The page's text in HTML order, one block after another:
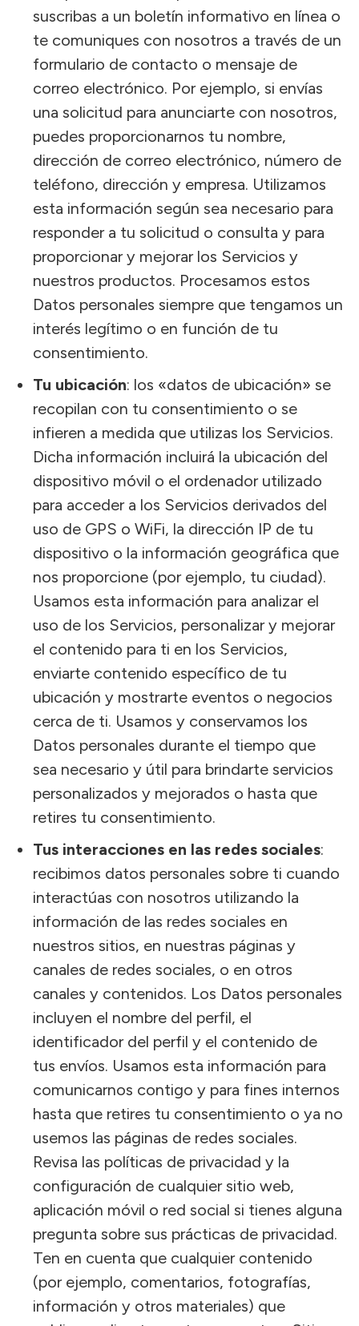
suscribas a un boletín informativo en línea o
te comuniques con nosotros a través de un
formulario de contacto o mensaje de
correo electrónico. Por ejemplo, si envías
una solicitud para anunciarte con nosotros,
puedes proporcionarnos tu nombre,
dirección de correo electrónico, número de
teléfono, dirección y empresa. Utilizamos
esta información según sea necesario para
responder a tu solicitud o consulta y para
proporcionar y mejorar los Servicios y
nuestros productos. Procesamos estos
Datos personales siempre que tengamos un
interés legítimo o en función de tu
consentimiento.
Tu ubicación: los «datos de ubicación» se
recopilan con tu consentimiento o se
infieren a medida que utilizas los Servicios.
Dicha información incluirá la ubicación del
dispositivo móvil o el ordenador utilizado
para acceder a los Servicios derivados del
uso de GPS o WiFi, la dirección IP de tu
dispositivo o la información geográfica que
nos proporcione (por ejemplo, tu ciudad).
Usamos esta información para analizar el
uso de los Servicios, personalizar y mejorar
el contenido para ti en los Servicios,
enviarte contenido específico de tu
ubicación y mostrarte eventos o negocios
cerca de ti. Usamos y conservamos los
Datos personales durante el tiempo que
sea necesario y útil para brindarte servicios
personalizados y mejorados o hasta que
retires tu consentimiento.
Tus interacciones en las redes sociales:
recibimos datos personales sobre ti cuando
interactúas con nosotros utilizando la
información de las redes sociales en
nuestros sitios, en nuestras páginas y
canales de redes sociales, o en otros
canales y contenidos. Los Datos personales
incluyen el nombre del perfil, el
identificador del perfil y el contenido de
tus envíos. Usamos esta información para
comunicarnos contigo y para fines internos
hasta que retires tu consentimiento o ya no
usemos las páginas de redes sociales.
Revisa las políticas de privacidad y la
configuración de cualquier sitio web,
aplicación móvil o red social si tienes alguna
pregunta sobre sus prácticas de privacidad.
Ten en cuenta que cualquier contenido
(por ejemplo, comentarios, fotografías,
información y otros materiales) que